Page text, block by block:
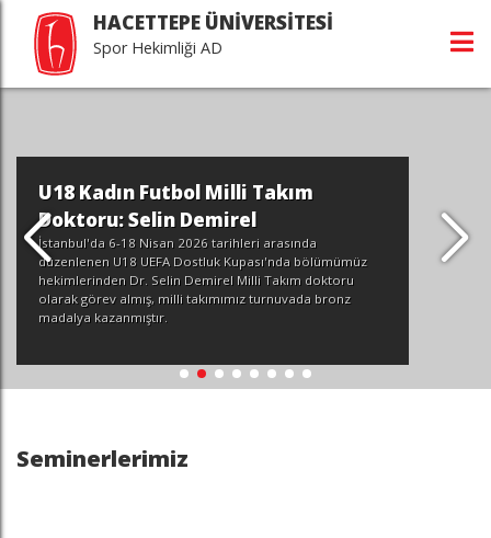
HACETTEPE ÜNİVERSİTESİ
Spor Hekimliği AD
U18 Kadın Futbol Milli Takım
Doktoru: Selin Demirel
İstanbul'da 6-18 Nisan 2026 tarihleri arasında
düzenlenen U18 UEFA Dostluk Kupası'nda bölümümüz
hekimlerinden Dr. Selin Demirel Milli Takım doktoru
olarak görev almış, milli takımımız turnuvada bronz
madalya kazanmıştır.
Seminerlerimiz